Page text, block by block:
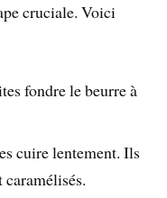
cruciale. Voici
fondre le beurre à
cuire lentement. Ils